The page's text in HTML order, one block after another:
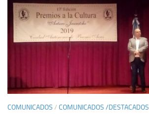
COMUNICADOS / COMUNICADOS /DESTACADOS